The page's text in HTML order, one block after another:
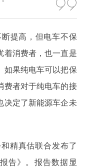
提高，但电车不保
着消费者，也⼀直是
如果纯电车可以把保
费者对于纯电车的接
决定了新能源车企未
精真估联合发布了
告》。报告数据显